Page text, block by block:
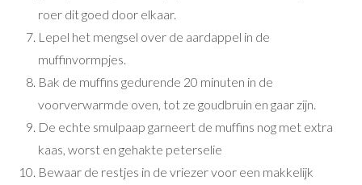
roer dit goed door elkaar.
Lepel het mengsel over de aardappel in de
muffinvormpjes.
Bak de muffins gedurende 20 minuten in de
voorverwarmde oven, tot ze goudbruin en gaar zijn.
De echte smulpaap garneert de muffins nog met extra
kaas, worst en gehakte peterselie
Bewaar de restjes in de vriezer voor een makkelijk